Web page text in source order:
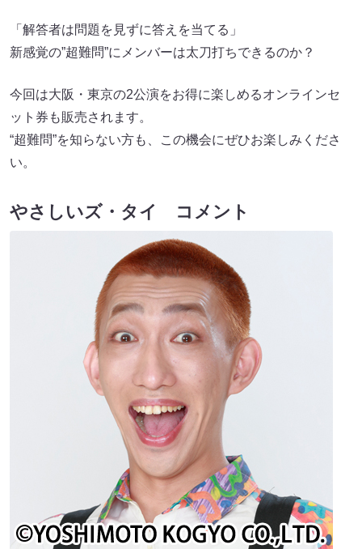
「解答者は問題を見ずに答えを当てる」
新感覚の”超難問”にメンバーは太刀打ちできるのか？
今回は大阪・東京の2公演をお得に楽しめるオンラインセ
ット券も販売されます。
“超難問”を知らない方も、この機会にぜひお楽しみくださ
い。
やさしいズ・タイ コメント